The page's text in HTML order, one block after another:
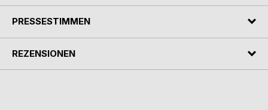
PRESSESTIMMEN
REZENSIONEN